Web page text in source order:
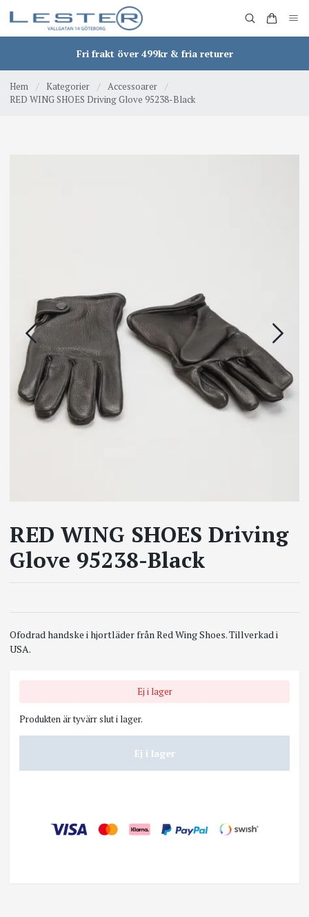
Fri frakt över 499kr & fria returer
Hem / Kategorier / Accessoarer
/
RED WING SHOES Driving Glove 95238-Black
RED WING SHOES Driving
Glove 95238-Black
Ofodrad handske i hjortläder från Red Wing Shoes. Tillverkad i
USA.
Ej i lager
Produkten är tyvärr slut i lager.
Ej i lager